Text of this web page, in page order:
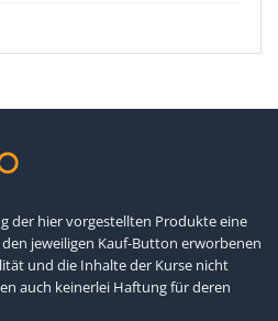
der hier vorgestellten Produkte eine
jeweiligen Kauf-Button erworbenen
und die Inhalte der Kurse nicht
auch keinerlei Haftung für deren